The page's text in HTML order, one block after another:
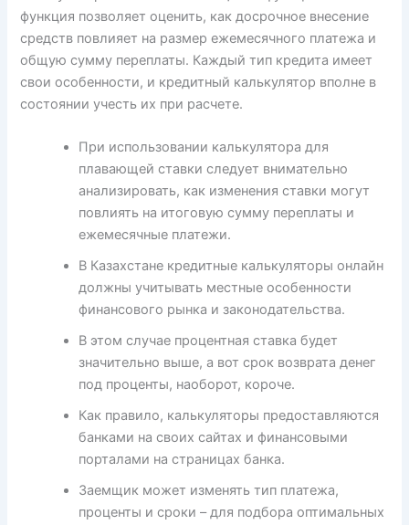
функция позволяет оценить, как досрочное внесение
средств повлияет на размер ежемесячного платежа и
общую сумму переплаты. Каждый тип кредита имеет
свои особенности, и кредитный калькулятор вполне в
состоянии учесть их при расчете.
При использовании калькулятора для
плавающей ставки следует внимательно
анализировать, как изменения ставки могут
повлиять на итоговую сумму переплаты и
ежемесячные платежи.
В Казахстане кредитные калькуляторы онлайн
должны учитывать местные особенности
финансового рынка и законодательства.
В этом случае процентная ставка будет
значительно выше, а вот срок возврата денег
под проценты, наоборот, короче.
Как правило, калькуляторы предоставляются
банками на своих сайтах и финансовыми
порталами на страницах банка.
Заемщик может изменять тип платежа,
проценты и сроки – для подбора оптимальных